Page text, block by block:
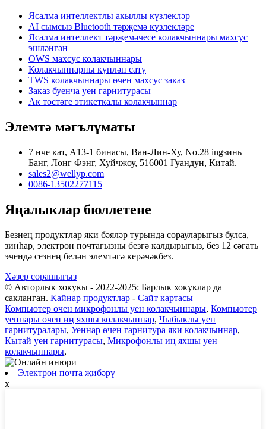
Ясалма интеллектлы акыллы күзлекләр
AI сымсыз Bluetooth тәрҗемә күзлекләре
Ясалма интеллект тәрҗемәчесе колакчыннары махсус
эшләнгән
OWS махсус колакчыннары
Колакчыннарны күпләп сату
TWS колакчыннары өчен махсус заказ
Заказ буенча уен гарнитурасы
Ак төстәге этикеткалы колакчыннар
Элемтә мәгълүматы
7 нче кат, А13-1 бинасы, Ван-Лин-Ху, No.28 ingзинь
Банг, Лонг Фэнг, Хуйчжоу, 516001 Гуандун, Китай.
sales2@wellyp.com
0086-13502277115
Яңалыклар бюллетене
Безнең продуктлар яки бәяләр турында сорауларыгыз булса,
зинһар, электрон почтагызны безгә калдырыгыз, без 12 сәгать
эчендә сезнең белән элемтәгә керәчәкбез.
Хәзер сорашыгыз
© Авторлык хокукы - 2022-2025: Барлык хокуклар да
сакланган. Кайнар продуктлар - Сайт картасы
Компьютер өчен микрофонлы уен колакчыннары, Компьютер
уеннары өчен иң яхшы колакчыннар, Чыбыклы уен
гарнитуралары, Уеннар өчен гарнитура яки колакчыннар,
Кытай уен гарнитурасы, Микрофонлы иң яхшы уен
колакчыннары,
Электрон почта җибәрү
x